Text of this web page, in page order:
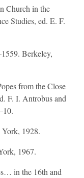
Church in the
Studies, ed. E. F.
Berkeley,
from the Close
F. I. Antrobus and
1928.
1967.
in the 16th and